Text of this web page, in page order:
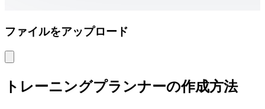
ファイルをアップロード
トレーニングプランナーの作成方法